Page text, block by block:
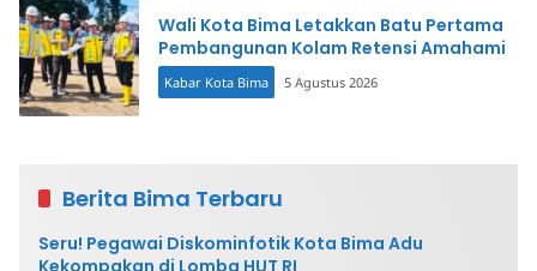
Wali Kota Bima Letakkan Batu Pertama
Pembangunan Kolam Retensi Amahami
Kabar Kota Bima 5 Agustus 2026
Berita Bima Terbaru
Seru! Pegawai Diskominfotik Kota Bima Adu
Kekompakan di Lomba HUT RI